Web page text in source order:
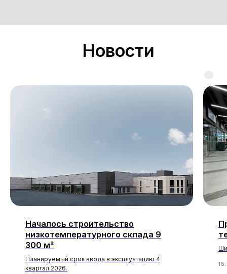
Новости
Началось строительство
низкотемпературного склада 9
300 м²
Планируемый срок ввода в эксплуатацию 4
квартал 2026.